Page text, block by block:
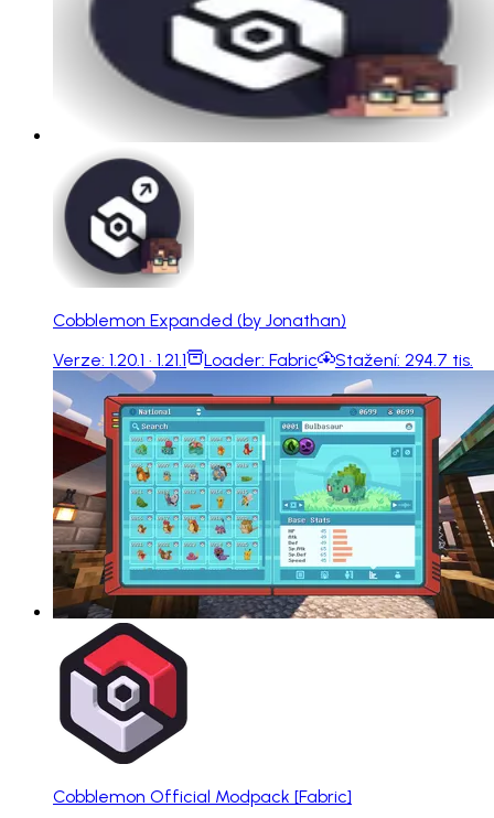
Cobblemon Expanded (by Jonathan)
Verze: 1.20.1 · 1.21.1 Loader: Fabric Stažení: 294.7 tis.
Cobblemon Official Modpack [Fabric]